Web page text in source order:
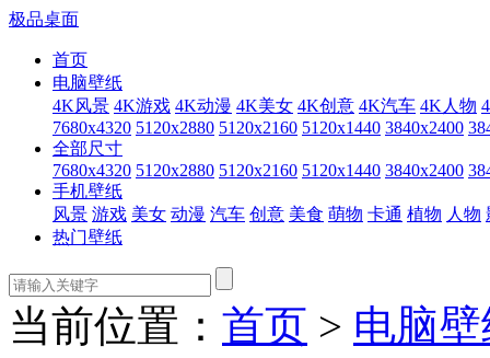
极品桌面
首页
电脑壁纸
4K风景 4K游戏 4K动漫 4K美女 4K创意 4K汽车 4K人物
7680x4320 5120x2880 5120x2160 5120x1440 3840x2400
全部尺寸
7680x4320 5120x2880 5120x2160 5120x1440 3840x2400
手机壁纸
风景 游戏 美女 动漫 汽车 创意 美食 萌物 卡通 植物 人物
热门壁纸
当前位置： 首页 > 电脑